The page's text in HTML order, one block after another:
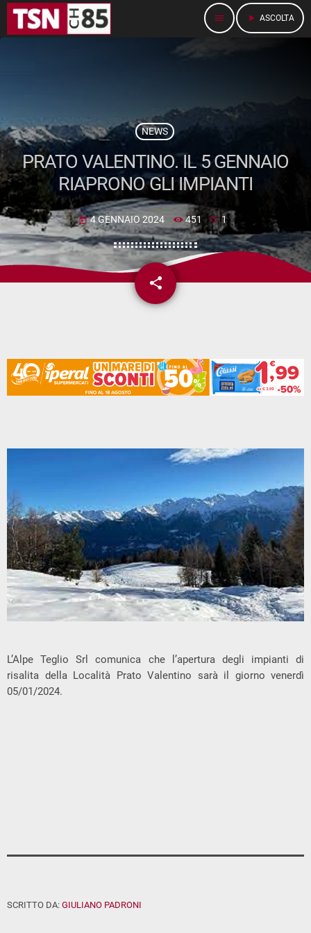
menu play_arrow ASCOLTA
NEWS
PRATO VALENTINO. IL 5 GENNAIO
RIAPRONO GLI IMPIANTI
today 4 GENNAIO 2024 451 1
share
email
L’Alpe Teglio Srl comunica che l’apertura degli impianti di
risalita della Località Prato Valentino sarà il giorno venerdì
05/01/2024.
SCRITTO DA: GIULIANO PADRONI